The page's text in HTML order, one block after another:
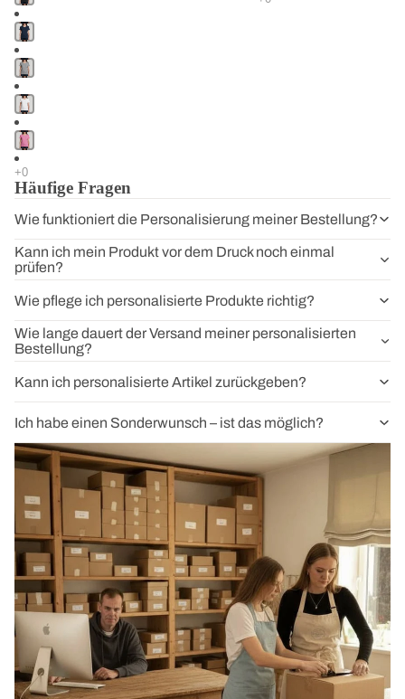
Jetzt Klarheit Edition sichern und euer Team stilvoll begleiten.
Häufige Fragen
Wie funktioniert die Personalisierung meiner Bestellung?
Kann ich mein Produkt vor dem Druck noch einmal
prüfen?
Wie pflege ich personalisierte Produkte richtig?
Wie lange dauert der Versand meiner personalisierten
Bestellung?
Kann ich personalisierte Artikel zurückgeben?
Ich habe einen Sonderwunsch – ist das möglich?